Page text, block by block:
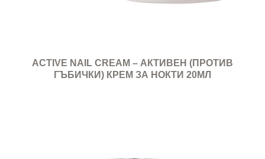
ACTIVE NAIL CREAM – АКТИВЕН (ПРОТИВ
ГЪБИЧКИ) КРЕМ ЗА НОКТИ 20МЛ